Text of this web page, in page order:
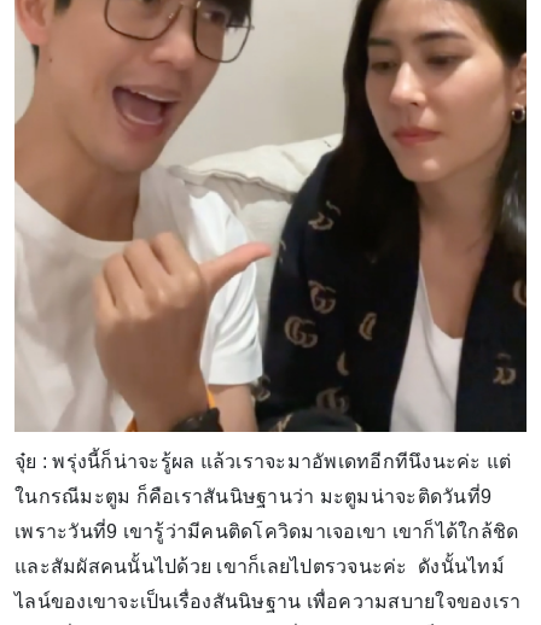
จุ๋ย : พรุ่งนี้ก็น่าจะรู้ผล แล้วเราจะมาอัพเดทอีกทีนึงนะค่ะ แต่
ในกรณีมะตูม ก็คือเราสันนิษฐานว่า มะตูมน่าจะติดวันที่9
เพราะวันที่9 เขารู้ว่ามีคนติดโควิดมาเจอเขา เขาก็ได้ใกล้ชิด
และสัมผัสคนนั้นไปด้วย เขาก็เลยไปตรวจนะค่ะ ดังนั้นไทม์
ไลน์ของเขาจะเป็นเรื่องสันนิษฐาน เพื่อความสบายใจของเรา